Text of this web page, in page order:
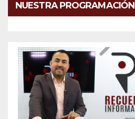
NUESTRA PROGRAMACIÓN